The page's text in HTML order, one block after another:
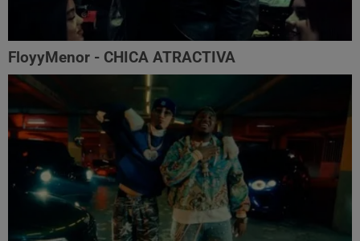
FloyyMenor - CHICA ATRACTIVA